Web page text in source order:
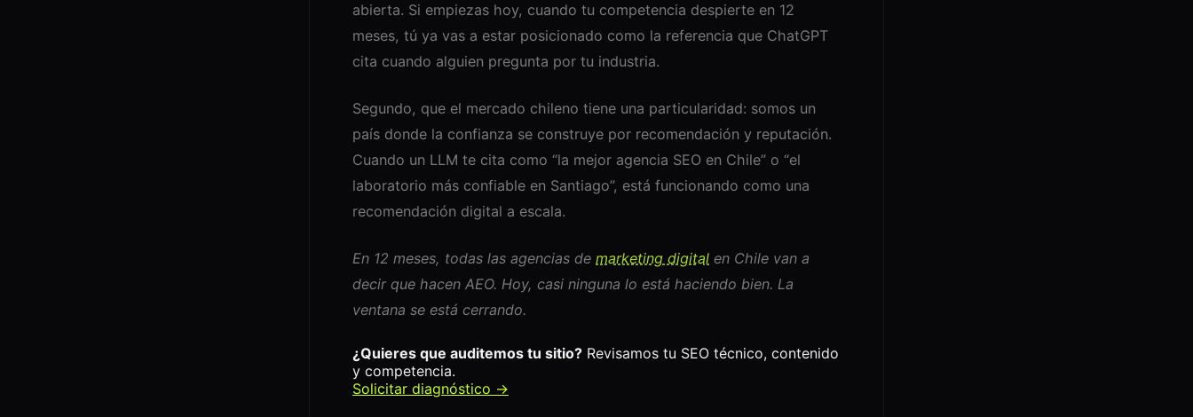
abierta. Si empiezas hoy, cuando tu competencia despierte en 12
meses, tú ya vas a estar posicionado como la referencia que ChatGPT
cita cuando alguien pregunta por tu industria.
Segundo, que el mercado chileno tiene una particularidad: somos un
país donde la confianza se construye por recomendación y reputación.
Cuando un LLM te cita como “la mejor agencia SEO en Chile” o “el
laboratorio más confiable en Santiago”, está funcionando como una
recomendación digital a escala.
En 12 meses, todas las agencias de marketing digital en Chile van a
decir que hacen AEO. Hoy, casi ninguna lo está haciendo bien. La
ventana se está cerrando.
¿Quieres que auditemos tu sitio? Revisamos tu SEO técnico, contenido
y competencia.
Solicitar diagnóstico →